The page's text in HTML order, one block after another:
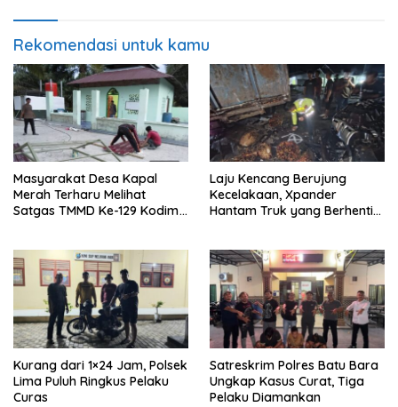
Rekomendasi untuk kamu
Masyarakat Desa Kapal
Merah Terharu Melihat
Satgas TMMD Ke-129 Kodim
Mushollah Al Maghribi
Laju Kencang Berujung
Kecelakaan, Xpander
Hantam Truk yang Berhenti
Kurang dari 1×24 Jam, Polsek
Lima Puluh Ringkus Pelaku
Curas
Satreskrim Polres Batu Bara
Ungkap Kasus Curat, Tiga
Pelaku Diamankan